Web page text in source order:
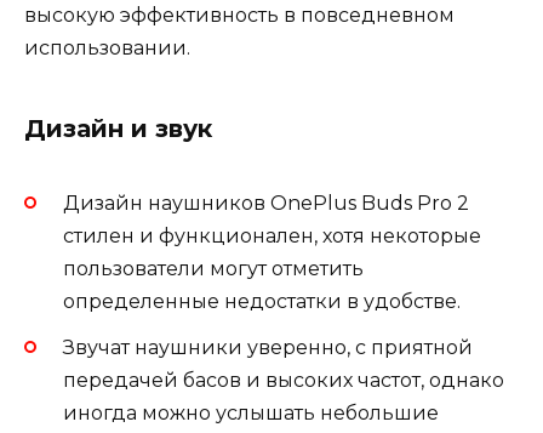
высокую эффективность в повседневном
использовании.
Дизайн и звук
Дизайн наушников OnePlus Buds Pro 2
стилен и функционален, хотя некоторые
пользователи могут отметить
определенные недостатки в удобстве.
Звучат наушники уверенно, с приятной
передачей басов и высоких частот, однако
иногда можно услышать небольшие